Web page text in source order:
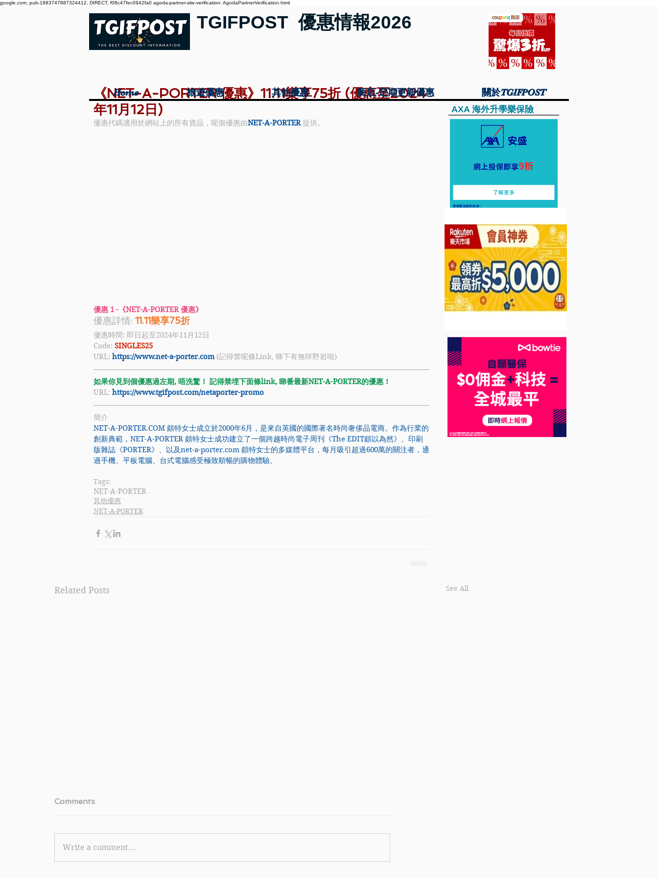
google.com, pub-1883747887324412, DIRECT, f08c47fec0942fa0 agoda-partner-site-verification: AgodaPartnerVerification.html
TGIFPOST 優惠情報2026
Home 旅遊優惠 其他優惠 商店-定期更新優惠 關於TGIFPOST
Home 旅遊優惠 其他優惠 商店-定期更新優惠 關於TGIFPOST
《NET-A-PORTER 優惠》11.11樂享75折 (優惠至2024
年11月12日)
優惠代碼適用於網站上的所有貨品，呢個優惠由NET-A-PORTER 提供。
優惠 1 -《NET-A-PORTER 優惠》
優惠詳情: 11.11樂享75折
優惠時間: 即日起至2024年11月12日
Code: SINGLES25
URL: https://www.net-a-porter.com (記得禁呢條Link, 睇下有無咩野岩啦)
如果你見到個優惠過左期, 唔洗驚！ 記得禁埋下面條link, 睇番最新NET-A-PORTER的優惠！
URL: https://www.tgifpost.com/netaporter-promo
簡介
NET-A-PORTER.COM 頗特女士成立於2000年6月，是來自英國的國際著名時尚奢侈品電商。作為行業的
創新典範， NET-A-PORTER 頗特女士成功建立了一個跨越時尚電子周刊《The EDIT頗以為然》、印刷
版雜誌《PORTER》、以及net-a-porter.com 頗特女士的多媒體平台，每月吸引超過600萬的關注者，通
過手機、平板電腦、台式電腦感受極致順暢的購物體驗。
Tags:
NET-A-PORTER
其他優惠
NET-A-PORTER
Related Posts See All
Comments
Write a comment...
AXA 海外升學樂保險